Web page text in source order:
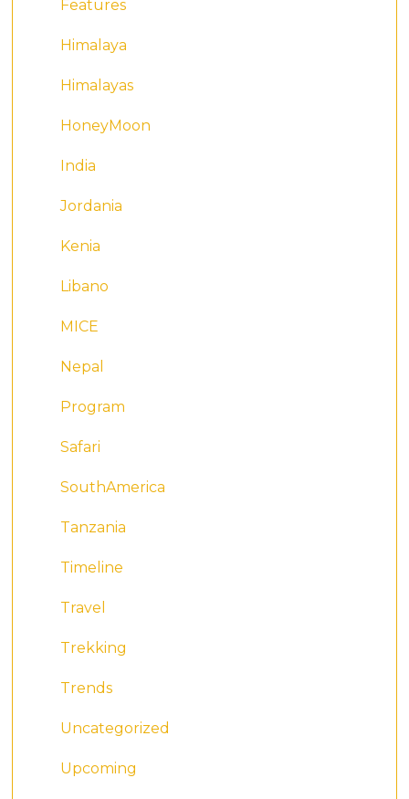
Features
Himalaya
Himalayas
HoneyMoon
India
Jordania
Kenia
Libano
MICE
Nepal
Program
Safari
SouthAmerica
Tanzania
Timeline
Travel
Trekking
Trends
Uncategorized
Upcoming